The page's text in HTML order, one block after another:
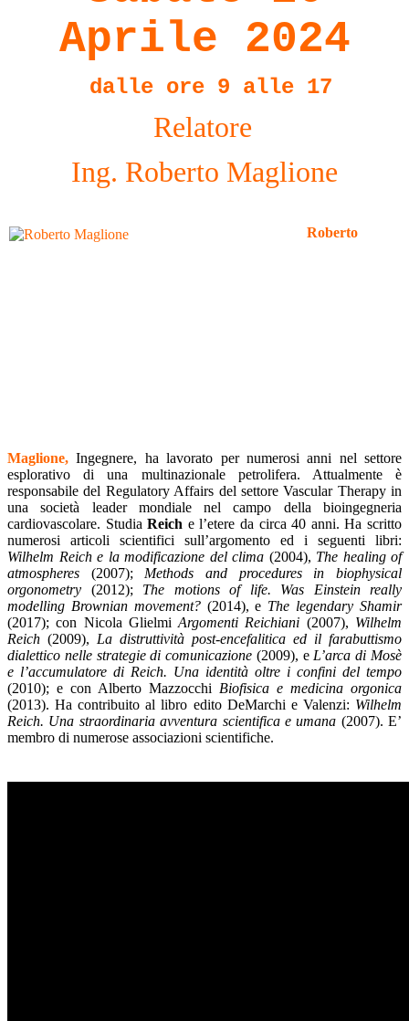
Aprile 2024
dalle ore 9 alle 17
Relatore
Ing. Roberto Maglione
Roberto
Maglione, Ingegnere, ha lavorato per numerosi anni nel settore
esplorativo di una multinazionale petrolifera. Attualmente è
responsabile del Regulatory Affairs del settore Vascular Therapy in
una società leader mondiale nel campo della bioingegneria
cardiovascolare. StudiaReich e l’etere da circa 40 anni. Ha scritto
numerosi articoli scientifici sull’argomento ed i seguenti libri:
Wilhelm Reich e la modificazione del clima (2004), The healing of
atmospheres (2007); Methods and procedures in biophysical
orgonometry (2012); The motions of life. Was Einstein really
modelling Brownian movement?(2014), e The legendary Shamir
(2017); con Nicola GlielmiArgomenti Reichiani (2007), Wilhelm
Reich (2009), La distruttività post-encefalitica ed il farabuttismo
dialettico nelle strategie di comunicazione (2009), e L’arca di Mosè
e l’accumulatore di Reich. Una identità oltre i confini del tempo
(2010); e con Alberto Mazzocchi Biofisica e medicina orgonica
(2013). Ha contribuito al libro edito DeMarchi e Valenzi: Wilhelm
Reich. Una straordinaria avventura scientifica e umana (2007). E’
membro di numerose associazioni scientifiche.